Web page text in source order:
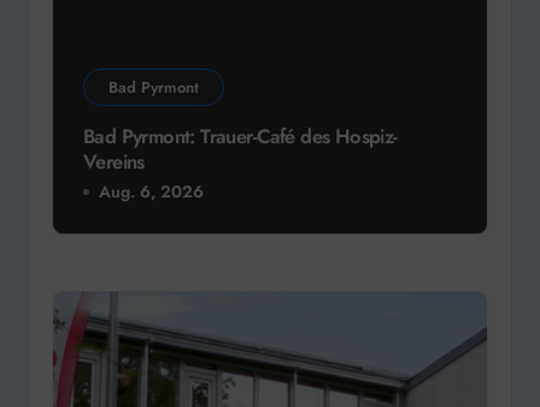
Bad Pyrmont
Bad Pyrmont: Trauer-Café des Hospiz-
Vereins
Aug. 6, 2026